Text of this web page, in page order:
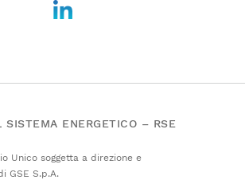
SISTEMA ENERGETICO – RSE
Unico soggetta a direzione e
GSE S.p.A.